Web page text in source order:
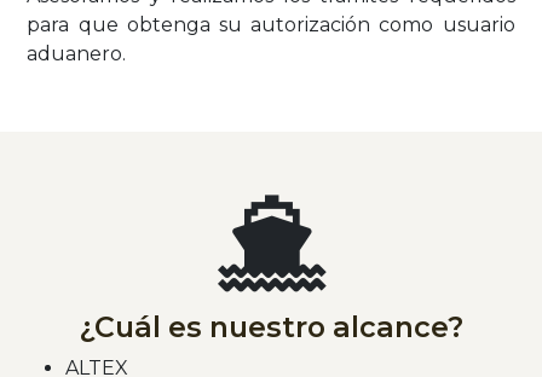
para que obtenga su autorización como usuario
aduanero.
¿Cuál es nuestro alcance?
ALTEX